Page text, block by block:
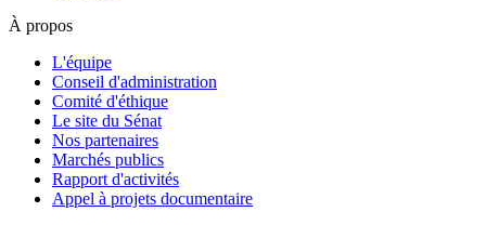
À propos
L'équipe
Conseil d'administration
Comité d'éthique
Le site du Sénat
Nos partenaires
Marchés publics
Rapport d'activités
Appel à projets documentaire